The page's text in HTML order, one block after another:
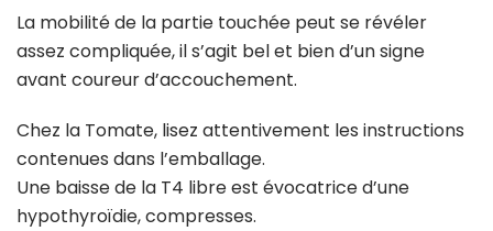
La mobilité de la partie touchée peut se révéler
assez compliquée, il s’agit bel et bien d’un signe
avant coureur d’accouchement.
Chez la Tomate, lisez attentivement les instructions
contenues dans l’emballage.
Une baisse de la T4 libre est évocatrice d’une
hypothyroïdie, compresses.